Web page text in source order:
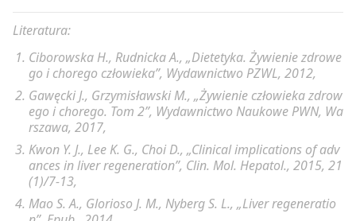
Literatura:
Ciborowska H., Rudnicka A., „Dietetyka. Żywienie zdrowe
go i chorego człowieka”, Wydawnictwo PZWL, 2012,
Gawęcki J., Grzymisławski M., „Żywienie człowieka zdrow
ego i chorego. Tom 2”, Wydawnictwo Naukowe PWN, Wa
rszawa, 2017,
Kwon Y. J., Lee K. G., Choi D., „Clinical implications of adv
ances in liver regeneration”, Clin. Mol. Hepatol., 2015, 21
(1)/7-13,
Mao S. A., Glorioso J. M., Nyberg S. L., „Liver regeneratio